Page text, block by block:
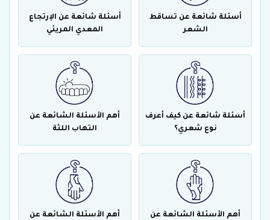
أسئلة شائعة عن تساقط
الشعر
أسئلة شائعة عن الإرتجاع
المعدي المريئي
أسئلة شائعة عن كيف أعرف
نوع شعري؟
أهم الأسئلة الشائعة عن
التهاب اللثة
أهم الأسئلة الشائعة عن
أهم الأسئلة الشائعة عن